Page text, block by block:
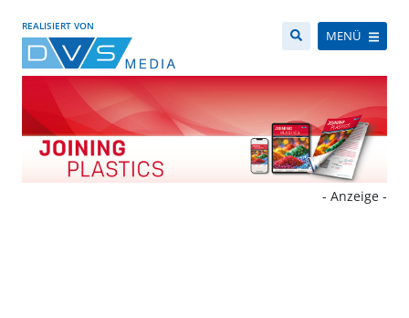
REALISIERT VON
MENÜ
- Anzeige -